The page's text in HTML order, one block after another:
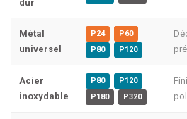
dur
Métal
universel
P24
P60
P80
P120
Acier
inoxydable
P80
P120
P180
P320